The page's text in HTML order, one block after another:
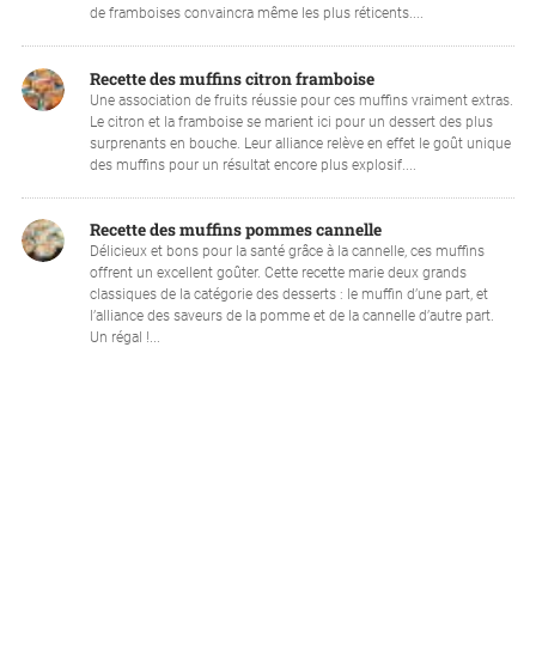
de framboises convaincra même les plus réticents....
Recette des muffins citron framboise
Une association de fruits réussie pour ces muffins vraiment extras.
Le citron et la framboise se marient ici pour un dessert des plus
surprenants en bouche. Leur alliance relève en effet le goût unique
des muffins pour un résultat encore plus explosif....
Recette des muffins pommes cannelle
Délicieux et bons pour la santé grâce à la cannelle, ces muffins
offrent un excellent goûter. Cette recette marie deux grands
classiques de la catégorie des desserts : le muffin d’une part, et
l’alliance des saveurs de la pomme et de la cannelle d’autre part.
Un régal !...